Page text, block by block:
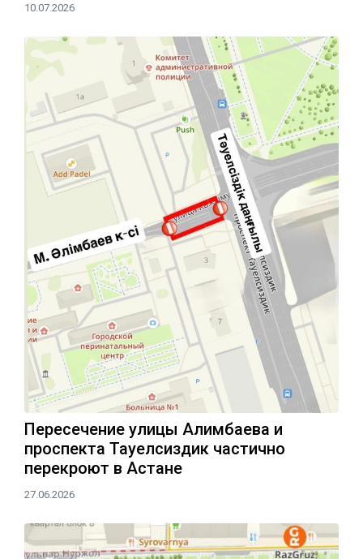
10.07.2026
Пересечение улицы Алимбаева и
проспекта Тауелсиздик частично
перекроют в Астане
27.06.2026